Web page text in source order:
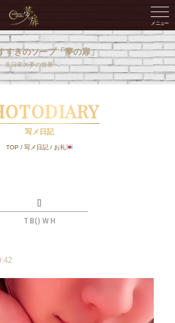
すきのソープ「夢の扉」
非日常の夢の世界へ･･･。
写メ日記
TOP / 写メ日記/ お礼
[]
T B() W H